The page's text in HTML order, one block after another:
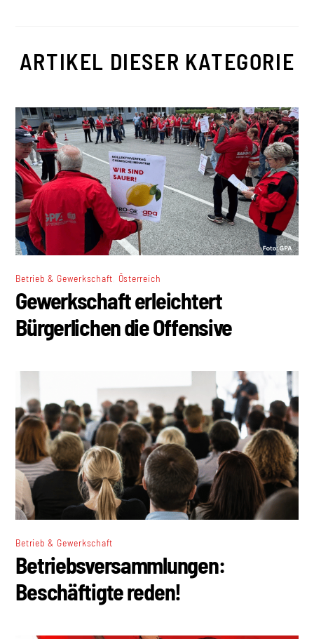
ARTIKEL DIESER KATEGORIE
Betrieb & Gewerkschaft Österreich
Gewerkschaft erleichtert
Bürgerlichen die Offensive
Betrieb & Gewerkschaft
Betriebsversammlungen:
Beschäftigte reden!